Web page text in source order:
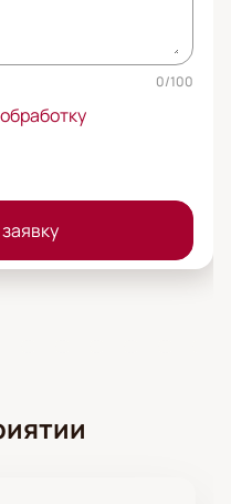
0/100
обработку